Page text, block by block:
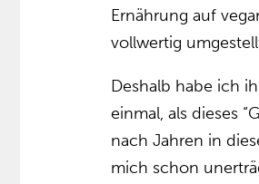
Ernährung auf
vollwertig
Deshalb habe ich
einmal, als dieses
nach Jahren in
mich schon